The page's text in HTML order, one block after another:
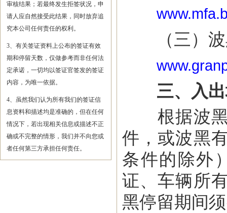
审核结果；若最终发生拒签状况，申
请人应自然接受此结果，同时放弃追
究本公司任何责任的权利。
3、有关签证资料上公布的签证有效
期和停留天数，仅做参考而非任何法
定承诺，一切均以签证官签发的签证
内容，为唯一依据。
4、虽然我们认为所有我们的签证信
息资料和描述均是准确的，但在任何
情况下，若出现相关信息或描述不正
确或不完整的情形，我们并不向您或
者任何第三方承担任何责任。
（三）波
三、入
根据波黑
件，或波黑
条件的除外
证、车辆所
黑停留期间